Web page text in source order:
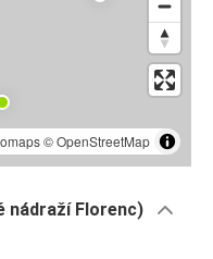
©OpenStreetMap
nádraží Florenc)